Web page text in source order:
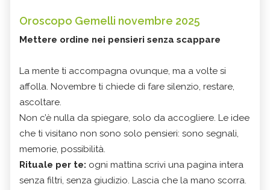
Oroscopo Gemelli novembre 2025
Mettere ordine nei pensieri senza scappare
La mente ti accompagna ovunque, ma a volte si
affolla. Novembre ti chiede di fare silenzio, restare,
ascoltare.
Non c’è nulla da spiegare, solo da accogliere. Le idee
che ti visitano non sono solo pensieri: sono segnali,
memorie, possibilità.
Rituale per te: ogni mattina scrivi una pagina intera
senza filtri, senza giudizio. Lascia che la mano scorra.